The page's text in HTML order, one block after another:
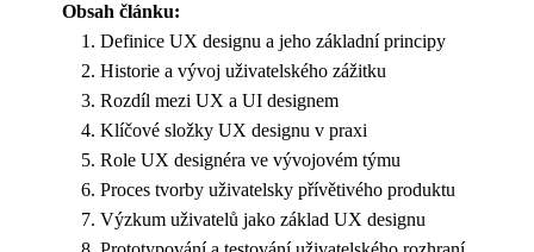
Obsah článku:
Definice UX designu a jeho základní principy
Historie a vývoj uživatelského zážitku
Rozdíl mezi UX a UI designem
Klíčové složky UX designu v praxi
Role UX designéra ve vývojovém týmu
Proces tvorby uživatelsky přívětivého produktu
Výzkum uživatelů jako základ UX designu